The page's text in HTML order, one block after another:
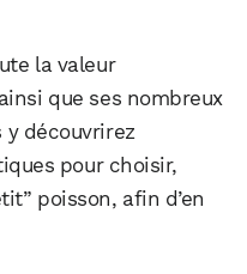
la valeur
que ses nombreux
y découvrirez
pour choisir,
poisson, afin d’en